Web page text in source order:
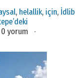
, helallik, için, İdlib
0 yorum ·